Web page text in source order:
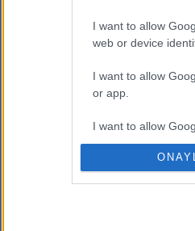
I want to allow
web or device
I want to allow
or app.
I want to allow
I want to allow
authentication